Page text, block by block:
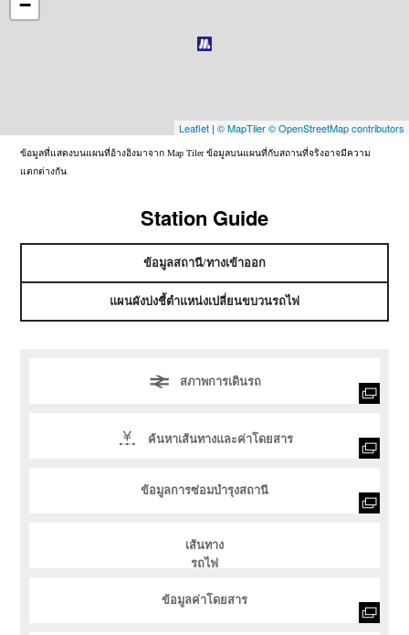
−
Leaflet | © MapTiler© OpenStreetMap contributors
ข้อมูลที่แสดงบนแผนที่อ้างอิงมาจาก Map Tiler ข้อมูลบนแผนที่กับสถานที่จริงอาจมีความ
แตกต่างกัน
Station Guide
ข้อมูลสถานี/ทางเข้าออก
แผนผังบ่งชี้ตำแหน่งเปลี่ยนขบวนรถไฟ
สภาพการเดินรถ
ค้นหาเส้นทางและค่าโดยสาร
ข้อมูลการซ่อมบำรุงสถานี
เส้นทาง
รถไฟ
ข้อมูลค่าโดยสาร